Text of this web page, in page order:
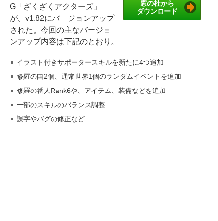
窓の杜から
ダウンロード
G「ざくざくアクターズ」
が、v1.82にバージョンアップ
された。今回の主なバージョ
ンアップ内容は下記のとおり。
イラスト付きサポータースキルを新たに4つ追加
修羅の国2個、通常世界1個のランダムイベントを追加
修羅の番人Rank6や、アイテム、装備などを追加
一部のスキルのバランス調整
誤字やバグの修正など